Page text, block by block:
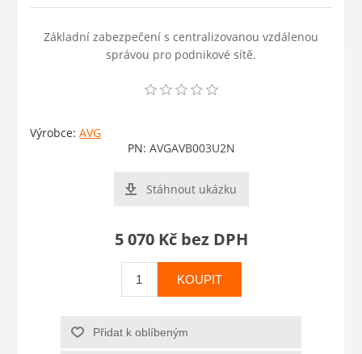
Základní zabezpečení s centralizovanou vzdálenou
správou pro podnikové sítě.
Výrobce: AVG
PN: AVGAVB003U2N
Stáhnout ukázku
5 070 Kč bez DPH
KOUPIT
Přidat k oblíbeným